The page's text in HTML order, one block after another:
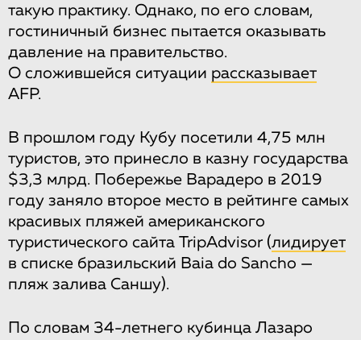
такую практику. Однако, по его словам,
гостиничный бизнес пытается оказывать
давление на правительство.
О сложившейся ситуации рассказывает
AFP.
В прошлом году Кубу посетили 4,75 млн
туристов, это принесло в казну государства
$3,3 млрд. Побережье Варадеро в 2019
году заняло второе место в рейтинге самых
красивых пляжей американского
туристического сайта TripAdvisor (лидирует
в списке бразильский Baia do Sancho —
пляж залива Саншу).
По словам 34-летнего кубинца Лазаро